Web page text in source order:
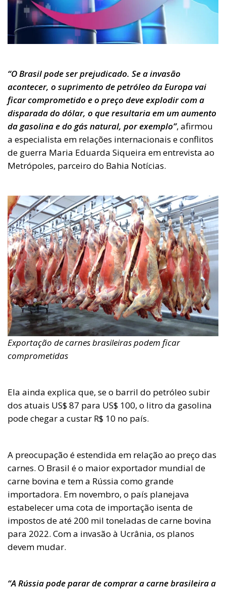
“O Brasil pode ser prejudicado. Se a invasão
acontecer, o suprimento de petróleo da Europa vai
ficar comprometido e o preço deve explodir com a
disparada do dólar, o que resultaria em um aumento
da gasolina e do gás natural, por exemplo”, afirmou
a especialista em relações internacionais e conflitos
de guerra Maria Eduarda Siqueira em entrevista ao
Metrópoles, parceiro do Bahia Notícias.
Exportação de carnes brasileiras podem ficar
comprometidas
Ela ainda explica que, se o barril do petróleo subir
dos atuais US$ 87 para US$ 100, o litro da gasolina
pode chegar a custar R$ 10 no país.
A preocupação é estendida em relação ao preço das
carnes. O Brasil é o maior exportador mundial de
carne bovina e tem a Rússia como grande
importadora. Em novembro, o país planejava
estabelecer uma cota de importação isenta de
impostos de até 200 mil toneladas de carne bovina
para 2022. Com a invasão à Ucrânia, os planos
devem mudar.
“A Rússia pode parar de comprar a carne brasileira a